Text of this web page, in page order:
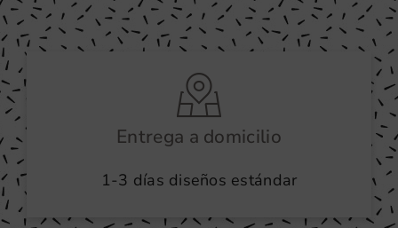
Entrega a domicilio
1-3 días diseños estándar